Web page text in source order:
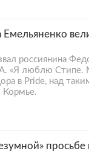
россиянина
«Я люблю
в Pride, над
Кормье.